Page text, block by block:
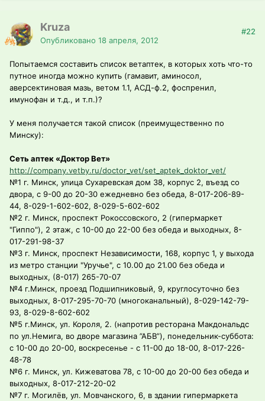
Kruza
Опубликовано 18 апреля, 2012
#22
Попытаемся составить список ветаптек, в которых хоть что-то
путное иногда можно купить (гамавит, аминосол,
аверсектиновая мазь, ветом 1.1, АСД-ф.2, фоспренил,
имунофан и т.д., и т.п.)?
У меня получается такой список (преимущественно по
Минску):
Сеть аптек «Доктор Вет»
http://company.vetby.ru/doctor_vet/set_aptek_doktor_vet/
№1 г. Минск, улица Сухаревская дом 38, корпус 2, въезд со
двора, с 9-00 до 20-30 ежедневно без обеда, 8-017-206-89-
44, 8-029-1-602-602, 8-029-5-602-602
№2 г. Минск, проспект Рокоссовского, 2 (гипермаркет
"Гиппо"), 2 этаж, с 10-00 до 22-00 без обеда и выходных, 8-
017-291-98-37
№3 г. Минск, проспект Независимости, 168, корпус 1, у выхода
из метро станции "Уручье", с 10.00 до 21.00 без обеда и
выходных, (8-017) 265-70-07
№4 г.Минск, проезд Подшипниковый, 9, круглосуточно без
выходных, 8-017-295-70-70 (многоканальный), 8-029-142-79-
93, 8-029-8-602-602
№5 г.Минск, ул. Короля, 2. (напротив ресторана Макдональдс
по ул.Немига, во дворе магазина ”АБВ”), понедельник-суббота:
с 10-00 до 20-00, воскресенье - с 11-00 до 18-00, 8-017-226-
48-78
№6 г. Минск, ул. Кижеватова 78, с 10-00 до 20-00 без обеда и
выходных, 8-017-212-20-02
№7 г. Могилёв, ул. Мовчанского, 6, в здании гипермаркета